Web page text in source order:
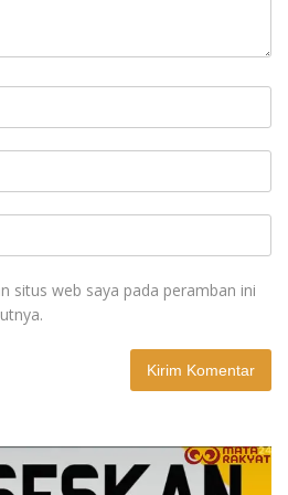
situs web saya pada peramban ini